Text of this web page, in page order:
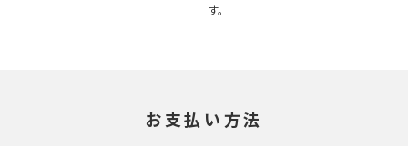
す。
お支払い方法